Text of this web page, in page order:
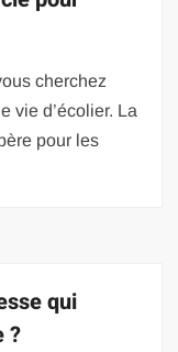
cherchez
vie d’écolier. La
pour les
qui
?